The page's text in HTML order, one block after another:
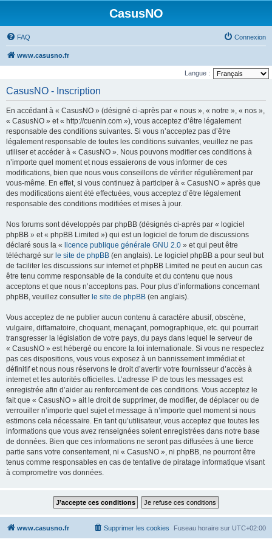
CasusNO
FAQ Connexion
www.casusno.fr
Langue :
CasusNO - Inscription
En accédant à « CasusNO » (désigné ci-après par « nous », « notre », « nos »,
« CasusNO » et « http://cuenin.com »), vous acceptez d’être légalement
responsable des conditions suivantes. Si vous n’acceptez pas d’être
légalement responsable de toutes les conditions suivantes, veuillez ne pas
utiliser et accéder à « CasusNO ». Nous pouvons modifier ces conditions à
n’importe quel moment et nous essaierons de vous informer de ces
modifications, bien que nous vous conseillons de vérifier régulièrement par
vous-même. En effet, si vous continuez à participer à « CasusNO » après que
des modifications aient été effectuées, vous acceptez d’être légalement
responsable des conditions modifiées et mises à jour.
Nos forums sont développés par phpBB (désignés ci-après par « logiciel
phpBB » et « phpBB Limited ») qui est un logiciel de forum de discussions
déclaré sous la « licence publique générale GNU 2.0 » et qui peut être
téléchargé sur le site de phpBB (en anglais). Le logiciel phpBB a pour seul but
de faciliter les discussions sur internet et phpBB Limited ne peut en aucun cas
être tenu comme responsable de la conduite et du contenu que nous
acceptons et que nous n’acceptons pas. Pour plus d’informations concernant
phpBB, veuillez consulter le site de phpBB (en anglais).
Vous acceptez de ne publier aucun contenu à caractère abusif, obscène,
vulgaire, diffamatoire, choquant, menaçant, pornographique, etc. qui pourrait
transgresser la législation de votre pays, du pays dans lequel le serveur de
« CasusNO » est hébergé ou encore la loi internationale. Si vous ne respectez
pas ces dispositions, vous vous exposez à un bannissement immédiat et
définitif et nous nous réservons le droit d’avertir votre fournisseur d’accès à
internet et les autorités officielles. L’adresse IP de tous les messages est
enregistrée afin d’aider au renforcement de ces conditions. Vous acceptez le
fait que « CasusNO » ait le droit de supprimer, de modifier, de déplacer ou de
verrouiller n’importe quel sujet et message à n’importe quel moment si nous
estimons cela nécessaire. En tant qu’utilisateur, vous acceptez que toutes les
informations que vous avez renseignées soient enregistrées dans notre base
de données. Bien que ces informations ne seront pas diffusées à une tierce
partie sans votre consentement, ni « CasusNO », ni phpBB, ne pourront être
tenus comme responsables en cas de tentative de piratage informatique visant
à compromettre vos données.
www.casusno.fr Fuseau horaire sur UTC+02:00
Supprimer les cookies